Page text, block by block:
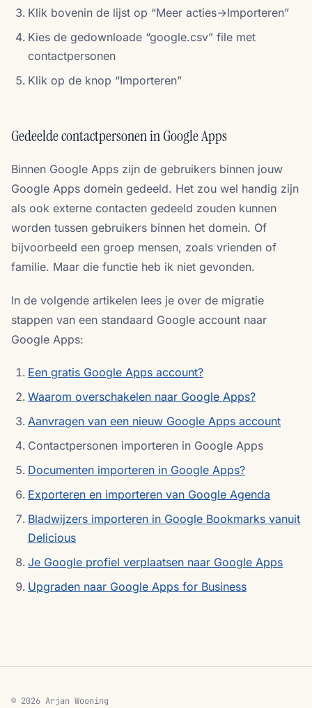
Klik bovenin de lijst op “Meer acties->Importeren”
Kies de gedownloade “google.csv” file met
contactpersonen
Klik op de knop “Importeren”
Gedeelde contactpersonen in Google Apps
Binnen Google Apps zijn de gebruikers binnen jouw
Google Apps domein gedeeld. Het zou wel handig zijn
als ook externe contacten gedeeld zouden kunnen
worden tussen gebruikers binnen het domein. Of
bijvoorbeeld een groep mensen, zoals vrienden of
familie. Maar die functie heb ik niet gevonden.
In de volgende artikelen lees je over de migratie
stappen van een standaard Google account naar
Google Apps:
Een gratis Google Apps account?
Waarom overschakelen naar Google Apps?
Aanvragen van een nieuw Google Apps account
Contactpersonen importeren in Google Apps
Documenten importeren in Google Apps?
Exporteren en importeren van Google Agenda
Bladwijzers importeren in Google Bookmarks vanuit
Delicious
Je Google profiel verplaatsen naar Google Apps
Upgraden naar Google Apps for Business
© 2026 Arjan Wooning